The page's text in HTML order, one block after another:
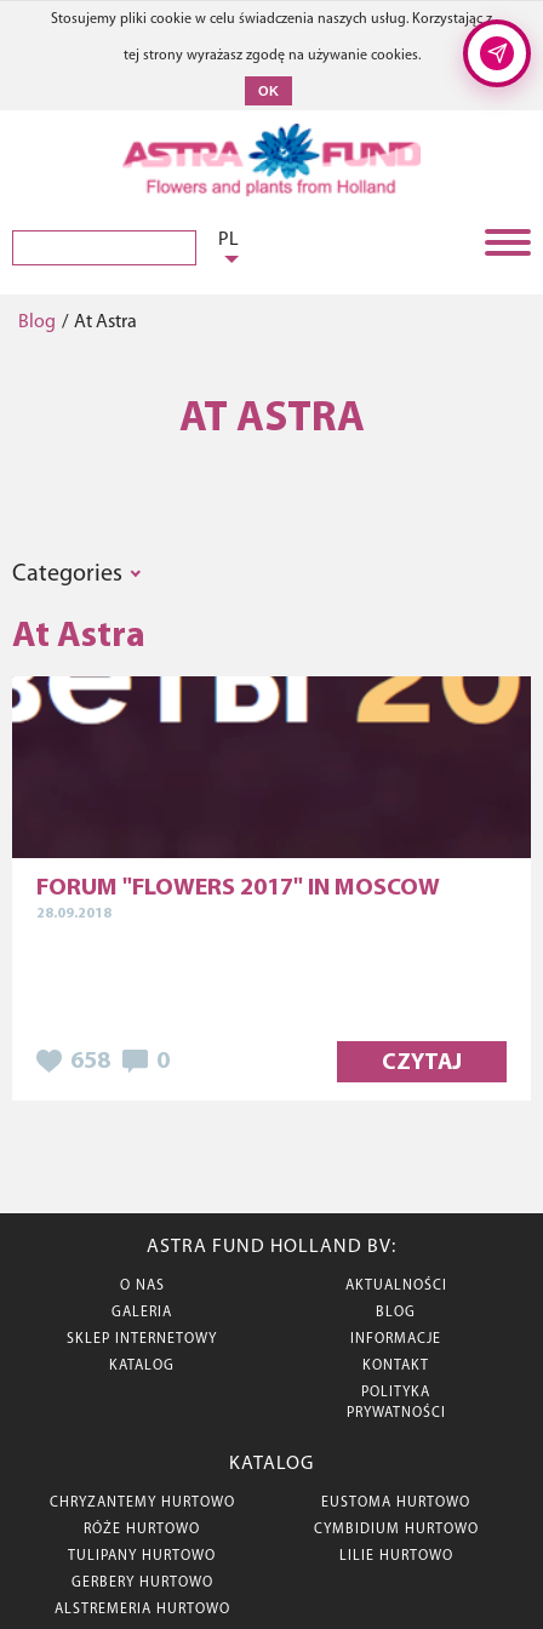
Stosujemy pliki cookie w celu świadczenia naszych usług. Korzystając z
tej strony wyrażasz zgodę na używanie cookies.
OK
PL
Blog / At Astra
AT ASTRA
Categories
At Astra
FORUM "FLOWERS 2017" IN MOSCOW
28.09.2018
658 0 CZYTAJ
ASTRA FUND HOLLAND BV:
O NAS
GALERIA
SKLEP INTERNETOWY
KATALOG
AKTUALNOŚCI
BLOG
INFORMACJE
KONTAKT
POLITYKA
PRYWATNOŚCI
KATALOG
CHRYZANTEMY HURTOWO
RÓŻE HURTOWO
TULIPANY HURTOWO
GERBERY HURTOWO
ALSTREMERIA HURTOWO
EUSTOMA HURTOWO
CYMBIDIUM HURTOWO
LILIE HURTOWO